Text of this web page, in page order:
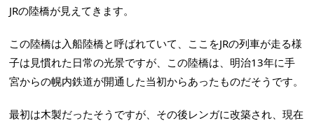
JRの陸橋が見えてきます。
この陸橋は入船陸橋と呼ばれていて、ここをJRの列車が走る様
子は見慣れた日常の光景ですが、この陸橋は、明治13年に手
宮からの幌内鉄道が開通した当初からあったものだそうです。
最初は木製だったそうですが、その後レンガに改築され、現在